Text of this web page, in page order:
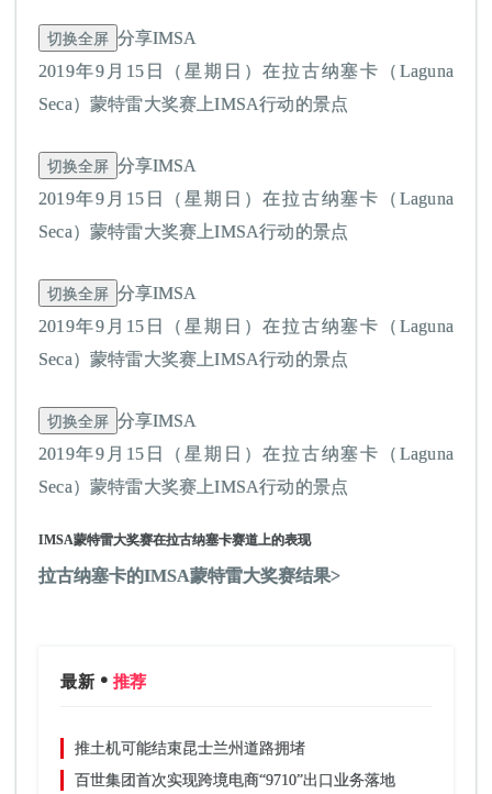
切换全屏 分享IMSA
2019年9月15日（星期日）在拉古纳塞卡（Laguna
Seca）蒙特雷大奖赛上IMSA行动的景点
切换全屏 分享IMSA
2019年9月15日（星期日）在拉古纳塞卡（Laguna
Seca）蒙特雷大奖赛上IMSA行动的景点
切换全屏 分享IMSA
2019年9月15日（星期日）在拉古纳塞卡（Laguna
Seca）蒙特雷大奖赛上IMSA行动的景点
切换全屏 分享IMSA
2019年9月15日（星期日）在拉古纳塞卡（Laguna
Seca）蒙特雷大奖赛上IMSA行动的景点
IMSA蒙特雷大奖赛在拉古纳塞卡赛道上的表现
拉古纳塞卡的IMSA蒙特雷大奖赛结果>
最新 推荐
推土机可能结束昆士兰州道路拥堵
百世集团首次实现跨境电商“9710”出口业务落地